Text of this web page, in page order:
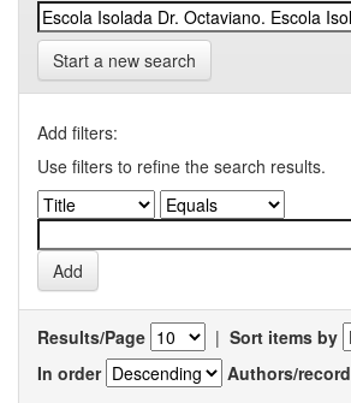
Start a new search
Add filters:
Use filters to refine the search results.
Results/Page | Sort items by
In order
Authors/record